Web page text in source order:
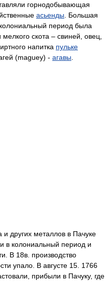
горнодобывающая
асьенды. Большая
колониальный период была
скота – свиней, овец,
напитка пульке
(maguey) - агавы.
других металлов в Пачуке
в колониальный период и
В 18в. производство
упало. В августе 15. 1766
прибыли в Пачуку, где